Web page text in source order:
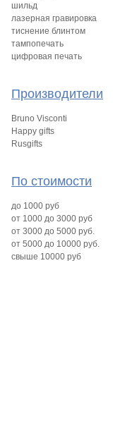
шильд
лазерная гравировка
тиснение блинтом
тампопечать
цифровая печать
Производители
Bruno Visconti
Happy gifts
Rusgifts
По стоимости
до 1000 руб
от 1000 до 3000 руб
от 3000 до 5000 руб.
от 5000 до 10000 руб.
свыше 10000 руб